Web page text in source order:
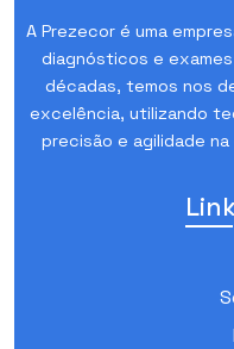
A Prezecor é uma
diagnósticos e
décadas, temos nos
excelência, utilizando
precisão e agilidade